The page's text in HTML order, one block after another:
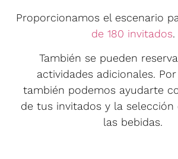
Proporcionamos el escenario
de 180 invitados.
También se pueden
actividades adicionales.
también podemos ayudarte
de tus invitados y la selección
las bebidas.